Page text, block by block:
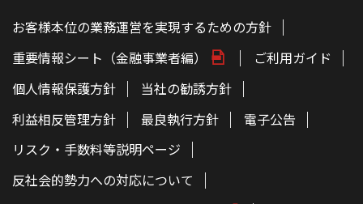
お客様本位の業務運営を実現するための方針
重要情報シート（金融事業者編）
ご利用ガイド
個人情報保護方針
当社の勧誘方針
利益相反管理方針
最良執行方針
電子公告
リスク・手数料等説明ページ
反社会的勢力への対応について